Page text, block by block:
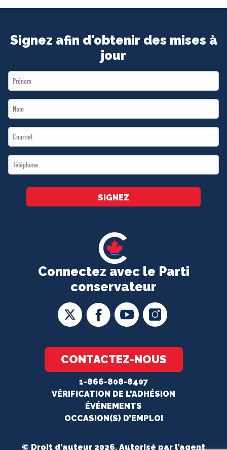
Connectez avec le Parti
conservateur
CONTACTEZ-NOUS
1-866-808-8407
VÉRIFICATION DE L'ADHÉSION
ÉVÉNEMENTS
OCCASION(S) D’EMPLOI
Signez afin d'obtenir des mises à
jour
First
Name
Last
Name
Email
*
Téléphone
*
SIGNEZ
© Droit d’auteur 2026. Autorisé par l’agent